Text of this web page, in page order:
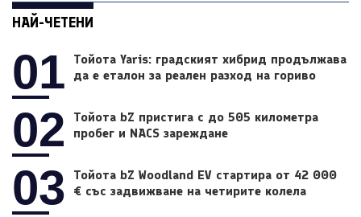
НАЙ-ЧЕТЕНИ
01
Тойота Yaris: градският хибрид продължава
да е еталон за реален разход на гориво
02
Тойота bZ пристига с до 505 километра
пробег и NACS зареждане
03
Тойота bZ Woodland EV стартира от 42 000
€ със задвижване на четирите колела